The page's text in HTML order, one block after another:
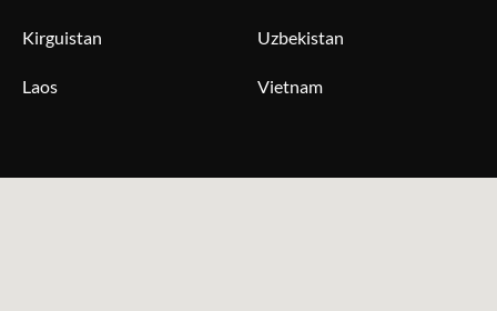
Kirguistan
Laos
Uzbekistan
Vietnam